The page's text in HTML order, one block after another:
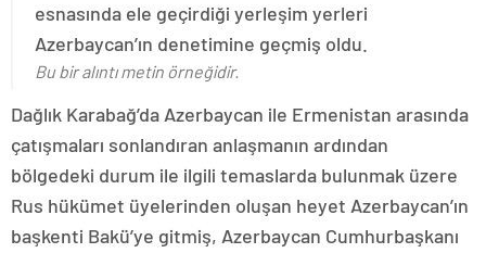
esnasında ele geçirdiği yerleşim yerleri
Azerbaycan’ın denetimine geçmiş oldu.
Bu bir alıntı metin örneğidir.
Dağlık Karabağ’da Azerbaycan ile Ermenistan arasında
çatışmaları sonlandıran anlaşmanın ardından
bölgedeki durum ile ilgili temaslarda bulunmak üzere
Rus hükümet üyelerinden oluşan heyet Azerbaycan’ın
başkenti Bakü’ye gitmiş, Azerbaycan Cumhurbaşkanı